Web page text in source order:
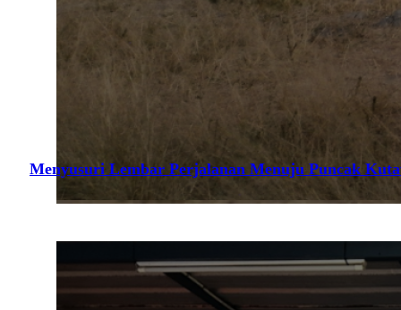
Menyusuri Lembar Perjalanan Menuju Puncak